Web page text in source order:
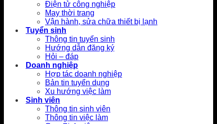
Điện tử công nghiệp
May thời trang
Vận hành, sửa chữa thiết bị lạnh
Tuyển sinh
Thông tin tuyển sinh
Hướng dẫn đăng ký
Hỏi – đáp
Doanh nghiệp
Hợp tác doanh nghiệp
Bản tin tuyển dụng
Xu hướng việc làm
Sinh viên
Thông tin sinh viên
Thông tin việc làm